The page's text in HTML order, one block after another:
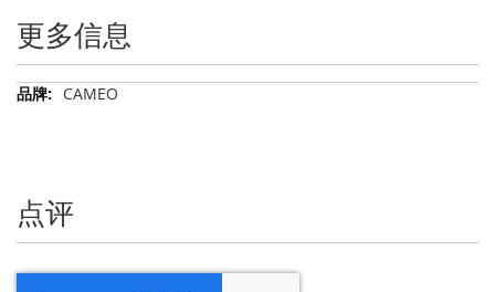
更多信息
更
CAMEO
点评